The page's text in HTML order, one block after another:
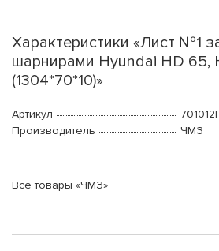
Характеристики «Лист №1
шарнирами Hyundai HD 65,
(1304*70*10)»
Артикул
Производитель
ЧМЗ
Все товары «ЧМЗ»